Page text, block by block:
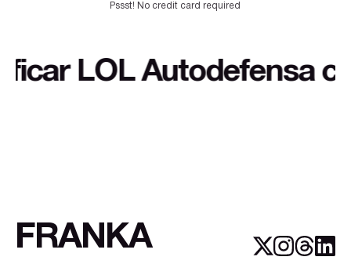
Pssst! No credit card required
Autodefensa
FRANKA